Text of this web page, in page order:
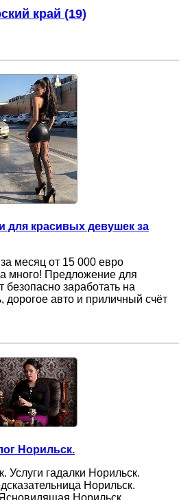
край (19)
для красивых девушек за
месяц от 15 000 евро
много! Предложение для
безопасно заработать на
дорогое авто и приличный счёт
Норильск.
Услуги гадалки Норильск.
Норильск.
Норильск.